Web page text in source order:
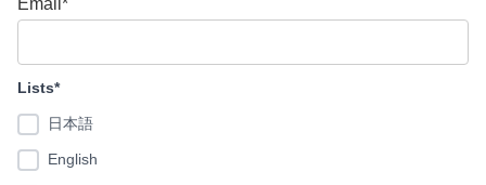
Lists*
日本語
English